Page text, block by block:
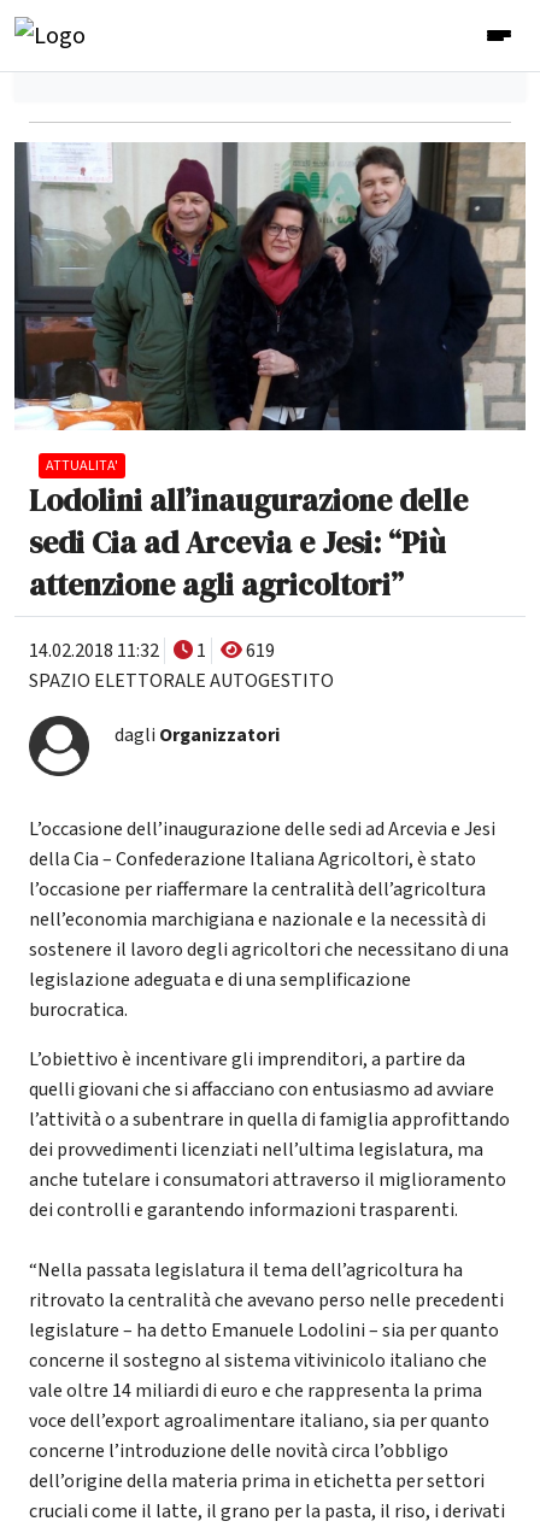
ATTUALITA'
Lodolini all’inaugurazione delle
sedi Cia ad Arcevia e Jesi: “Più
attenzione agli agricoltori”
14.02.2018 11:32 1
619
SPAZIO ELETTORALE AUTOGESTITO
dagli Organizzatori
L’occasione dell’inaugurazione delle sedi ad Arcevia e Jesi
della Cia – Confederazione Italiana Agricoltori, è stato
l’occasione per riaffermare la centralità dell’agricoltura
nell’economia marchigiana e nazionale e la necessità di
sostenere il lavoro degli agricoltori che necessitano di una
legislazione adeguata e di una semplificazione
burocratica.
L’obiettivo è incentivare gli imprenditori, a partire da
quelli giovani che si affacciano con entusiasmo ad avviare
l’attività o a subentrare in quella di famiglia approfittando
dei provvedimenti licenziati nell’ultima legislatura, ma
anche tutelare i consumatori attraverso il miglioramento
dei controlli e garantendo informazioni trasparenti.
“Nella passata legislatura il tema dell’agricoltura ha
ritrovato la centralità che avevano perso nelle precedenti
legislature – ha detto Emanuele Lodolini – sia per quanto
concerne il sostegno al sistema vitivinicolo italiano che
vale oltre 14 miliardi di euro e che rappresenta la prima
voce dell’export agroalimentare italiano, sia per quanto
concerne l’introduzione delle novità circa l’obbligo
dell’origine della materia prima in etichetta per settori
cruciali come il latte, il grano per la pasta, il riso, i derivati